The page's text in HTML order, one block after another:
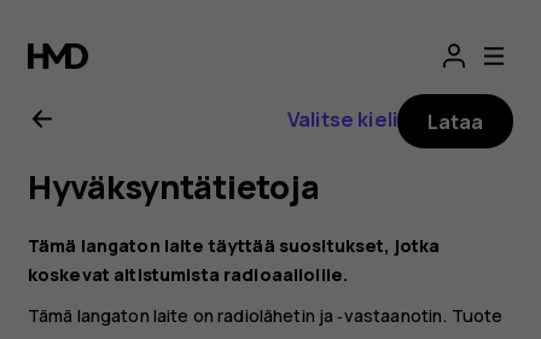
Nokia
X20
käyttöopas
Valitse kieli Lataa
Hyväksyntätietoja
Tämä langaton laite täyttää suositukset, jotka
koskevat altistumista radioaalloille.
Tämä langaton laite on radiolähetin ja ‑vastaanotin. Tuote